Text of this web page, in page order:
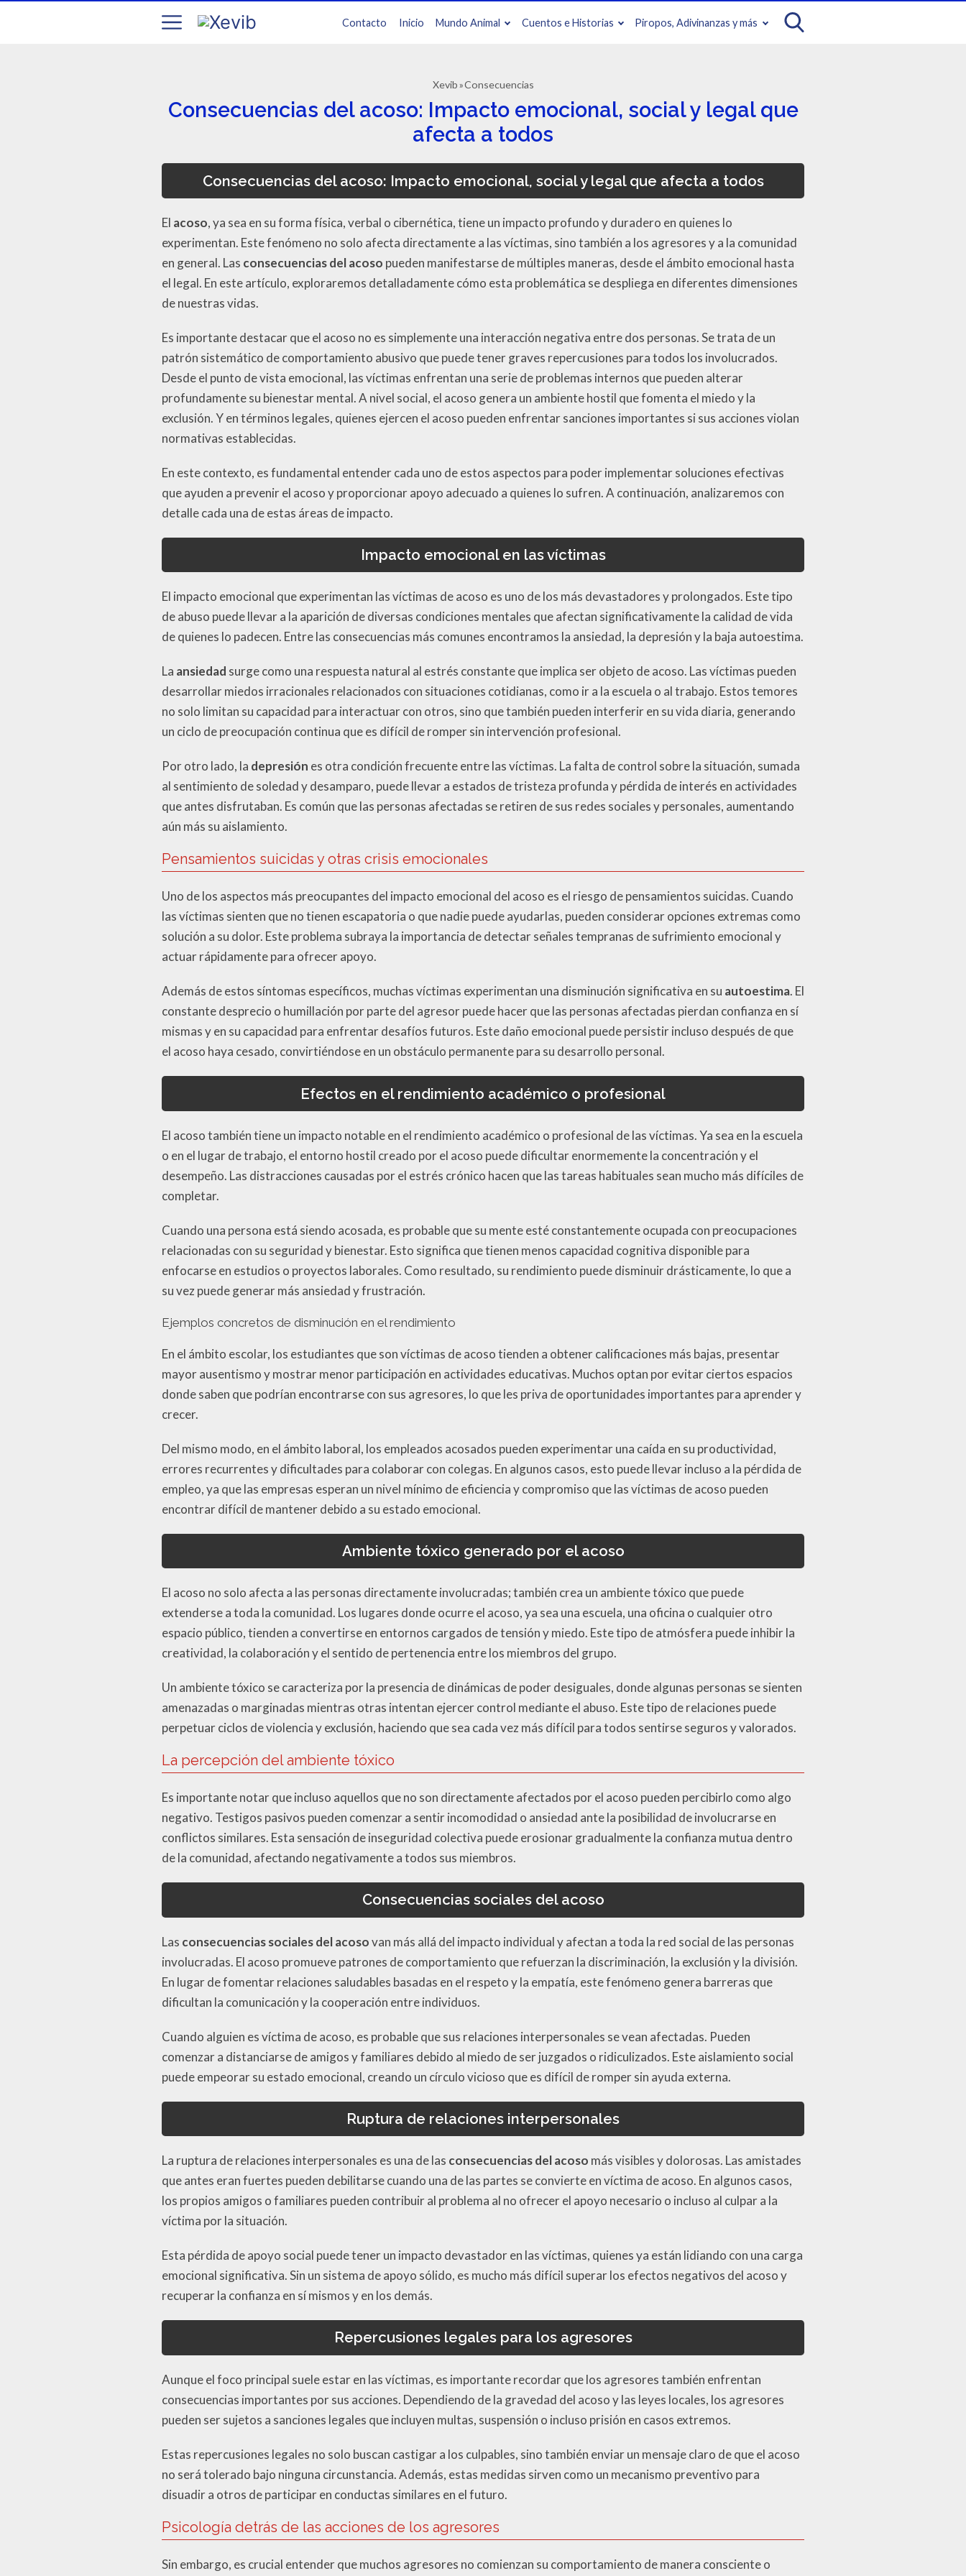
Contacto Inicio Mundo Animal Cuentos e Historias Piropos, Adivinanzas y más
Xevib Consecuencias
Consecuencias del acoso: Impacto emocional, social y legal que
afecta a todos
Consecuencias del acoso: Impacto emocional, social y legal que afecta a todos
El acoso, ya sea en su forma física, verbal o cibernética, tiene un impacto profundo y duradero en quienes lo
experimentan. Este fenómeno no solo afecta directamente a las víctimas, sino también a los agresores y a la comunidad
en general. Las consecuencias del acoso pueden manifestarse de múltiples maneras, desde el ámbito emocional hasta
el legal. En este artículo, exploraremos detalladamente cómo esta problemática se despliega en diferentes dimensiones
de nuestras vidas.
Es importante destacar que el acoso no es simplemente una interacción negativa entre dos personas. Se trata de un
patrón sistemático de comportamiento abusivo que puede tener graves repercusiones para todos los involucrados.
Desde el punto de vista emocional, las víctimas enfrentan una serie de problemas internos que pueden alterar
profundamente su bienestar mental. A nivel social, el acoso genera un ambiente hostil que fomenta el miedo y la
exclusión. Y en términos legales, quienes ejercen el acoso pueden enfrentar sanciones importantes si sus acciones violan
normativas establecidas.
En este contexto, es fundamental entender cada uno de estos aspectos para poder implementar soluciones efectivas
que ayuden a prevenir el acoso y proporcionar apoyo adecuado a quienes lo sufren. A continuación, analizaremos con
detalle cada una de estas áreas de impacto.
Impacto emocional en las víctimas
El impacto emocional que experimentan las víctimas de acoso es uno de los más devastadores y prolongados. Este tipo
de abuso puede llevar a la aparición de diversas condiciones mentales que afectan significativamente la calidad de vida
de quienes lo padecen. Entre las consecuencias más comunes encontramos la ansiedad, la depresión y la baja autoestima.
La ansiedad surge como una respuesta natural al estrés constante que implica ser objeto de acoso. Las víctimas pueden
desarrollar miedos irracionales relacionados con situaciones cotidianas, como ir a la escuela o al trabajo. Estos temores
no solo limitan su capacidad para interactuar con otros, sino que también pueden interferir en su vida diaria, generando
un ciclo de preocupación continua que es difícil de romper sin intervención profesional.
Por otro lado, la depresión es otra condición frecuente entre las víctimas. La falta de control sobre la situación, sumada
al sentimiento de soledad y desamparo, puede llevar a estados de tristeza profunda y pérdida de interés en actividades
que antes disfrutaban. Es común que las personas afectadas se retiren de sus redes sociales y personales, aumentando
aún más su aislamiento.
Pensamientos suicidas y otras crisis emocionales
Uno de los aspectos más preocupantes del impacto emocional del acoso es el riesgo de pensamientos suicidas. Cuando
las víctimas sienten que no tienen escapatoria o que nadie puede ayudarlas, pueden considerar opciones extremas como
solución a su dolor. Este problema subraya la importancia de detectar señales tempranas de sufrimiento emocional y
actuar rápidamente para ofrecer apoyo.
Además de estos síntomas específicos, muchas víctimas experimentan una disminución significativa en su autoestima. El
constante desprecio o humillación por parte del agresor puede hacer que las personas afectadas pierdan confianza en sí
mismas y en su capacidad para enfrentar desafíos futuros. Este daño emocional puede persistir incluso después de que
el acoso haya cesado, convirtiéndose en un obstáculo permanente para su desarrollo personal.
Efectos en el rendimiento académico o profesional
El acoso también tiene un impacto notable en el rendimiento académico o profesional de las víctimas. Ya sea en la escuela
o en el lugar de trabajo, el entorno hostil creado por el acoso puede dificultar enormemente la concentración y el
desempeño. Las distracciones causadas por el estrés crónico hacen que las tareas habituales sean mucho más difíciles de
completar.
Cuando una persona está siendo acosada, es probable que su mente esté constantemente ocupada con preocupaciones
relacionadas con su seguridad y bienestar. Esto significa que tienen menos capacidad cognitiva disponible para
enfocarse en estudios o proyectos laborales. Como resultado, su rendimiento puede disminuir drásticamente, lo que a
su vez puede generar más ansiedad y frustración.
Ejemplos concretos de disminución en el rendimiento
En el ámbito escolar, los estudiantes que son víctimas de acoso tienden a obtener calificaciones más bajas, presentar
mayor ausentismo y mostrar menor participación en actividades educativas. Muchos optan por evitar ciertos espacios
donde saben que podrían encontrarse con sus agresores, lo que les priva de oportunidades importantes para aprender y
crecer.
Del mismo modo, en el ámbito laboral, los empleados acosados pueden experimentar una caída en su productividad,
errores recurrentes y dificultades para colaborar con colegas. En algunos casos, esto puede llevar incluso a la pérdida de
empleo, ya que las empresas esperan un nivel mínimo de eficiencia y compromiso que las víctimas de acoso pueden
encontrar difícil de mantener debido a su estado emocional.
Ambiente tóxico generado por el acoso
El acoso no solo afecta a las personas directamente involucradas; también crea un ambiente tóxico que puede
extenderse a toda la comunidad. Los lugares donde ocurre el acoso, ya sea una escuela, una oficina o cualquier otro
espacio público, tienden a convertirse en entornos cargados de tensión y miedo. Este tipo de atmósfera puede inhibir la
creatividad, la colaboración y el sentido de pertenencia entre los miembros del grupo.
Un ambiente tóxico se caracteriza por la presencia de dinámicas de poder desiguales, donde algunas personas se sienten
amenazadas o marginadas mientras otras intentan ejercer control mediante el abuso. Este tipo de relaciones puede
perpetuar ciclos de violencia y exclusión, haciendo que sea cada vez más difícil para todos sentirse seguros y valorados.
La percepción del ambiente tóxico
Es importante notar que incluso aquellos que no son directamente afectados por el acoso pueden percibirlo como algo
negativo. Testigos pasivos pueden comenzar a sentir incomodidad o ansiedad ante la posibilidad de involucrarse en
conflictos similares. Esta sensación de inseguridad colectiva puede erosionar gradualmente la confianza mutua dentro
de la comunidad, afectando negativamente a todos sus miembros.
Consecuencias sociales del acoso
Las consecuencias sociales del acosovan más allá del impacto individual y afectan a toda la red social de las personas
involucradas. El acoso promueve patrones de comportamiento que refuerzan la discriminación, la exclusión y la división.
En lugar de fomentar relaciones saludables basadas en el respeto y la empatía, este fenómeno genera barreras que
dificultan la comunicación y la cooperación entre individuos.
Cuando alguien es víctima de acoso, es probable que sus relaciones interpersonales se vean afectadas. Pueden
comenzar a distanciarse de amigos y familiares debido al miedo de ser juzgados o ridiculizados. Este aislamiento social
puede empeorar su estado emocional, creando un círculo vicioso que es difícil de romper sin ayuda externa.
Ruptura de relaciones interpersonales
La ruptura de relaciones interpersonales es una de las consecuencias del acoso más visibles y dolorosas. Las amistades
que antes eran fuertes pueden debilitarse cuando una de las partes se convierte en víctima de acoso. En algunos casos,
los propios amigos o familiares pueden contribuir al problema al no ofrecer el apoyo necesario o incluso al culpar a la
víctima por la situación.
Esta pérdida de apoyo social puede tener un impacto devastador en las víctimas, quienes ya están lidiando con una carga
emocional significativa. Sin un sistema de apoyo sólido, es mucho más difícil superar los efectos negativos del acoso y
recuperar la confianza en sí mismos y en los demás.
Repercusiones legales para los agresores
Aunque el foco principal suele estar en las víctimas, es importante recordar que los agresores también enfrentan
consecuencias importantes por sus acciones. Dependiendo de la gravedad del acoso y las leyes locales, los agresores
pueden ser sujetos a sanciones legales que incluyen multas, suspensión o incluso prisión en casos extremos.
Estas repercusiones legales no solo buscan castigar a los culpables, sino también enviar un mensaje claro de que el acoso
no será tolerado bajo ninguna circunstancia. Además, estas medidas sirven como un mecanismo preventivo para
disuadir a otros de participar en conductas similares en el futuro.
Psicología detrás de las acciones de los agresores
Sin embargo, es crucial entender que muchos agresores no comienzan su comportamiento de manera consciente o